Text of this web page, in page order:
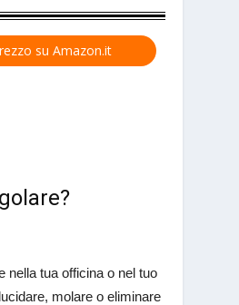
su Amazon.it
nella tua officina o nel tuo
molare o eliminare